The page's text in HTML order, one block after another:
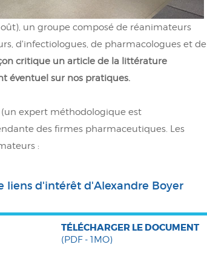
un groupe composé de réanimateurs
d'infectiologues, de pharmacologues et de
critique un article de la littérature
éventuel sur nos pratiques.
expert méthodologique est
des firmes pharmaceutiques. Les
:
liens d'intérêt d'Alexandre Boyer
TÉLÉCHARGER LE DOCUMENT
(PDF - 1MO)